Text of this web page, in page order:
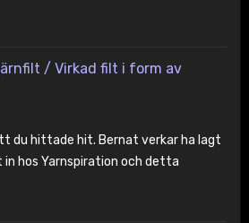
/ Virkad filt i form av
du hittade hit. Bernat verkar ha lagt
hos Yarnspiration och detta